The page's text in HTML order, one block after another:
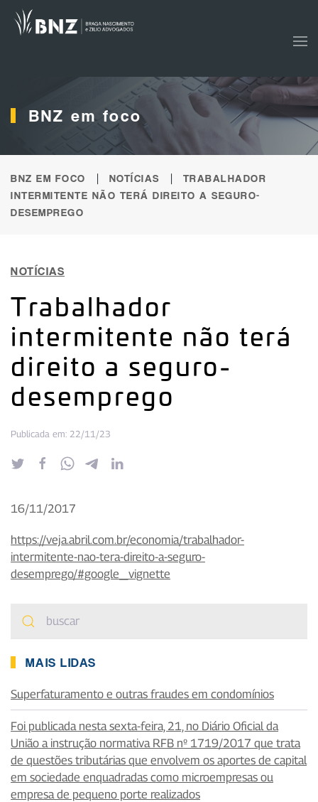
BNZ em foco
BNZ EM FOCO NOTÍCIAS
TRABALHADOR
INTERMITENTE NÃO TERÁ DIREITO A SEGURO-
DESEMPREGO
NOTÍCIAS
Trabalhador
intermitente não terá
direito a seguro-
desemprego
Publicada em: 22/11/23
16/11/2017
https://veja.abril.com.br/economia/trabalhador-
intermitente-nao-tera-direito-a-seguro-
desemprego/#google_vignette
MAIS LIDAS
Superfaturamento e outras fraudes em condomínios
Foi publicada nesta sexta-feira, 21, no Diário Oficial da
União a instrução normativa RFB nº 1719/2017 que trata
de questões tributárias que envolvem os aportes de capital
em sociedade enquadradas como microempresas ou
empresa de pequeno porte realizados